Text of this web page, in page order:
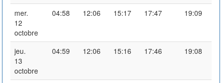
mer.
12
octobre
04:58 12:06 15:17 17:47 19:09
jeu.
13
octobre
04:59 12:06 15:16 17:46 19:08